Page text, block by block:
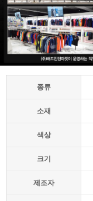
종류
소재
색상
크기
제조자